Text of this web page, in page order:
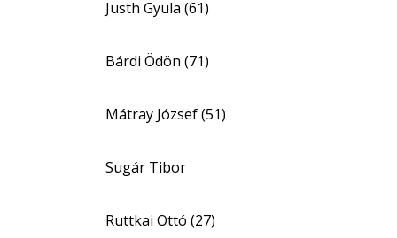
Justh Gyula (61)
Bárdi Ödön (71)
Mátray József (51)
Sugár Tibor
Ruttkai Ottó (27)